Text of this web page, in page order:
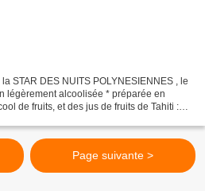
STAR DES NUITS POLYNESIENNES , le
légèrement alcoolisée * préparée en
de fruits, et des jus de fruits de Tahiti :
Page suivante >